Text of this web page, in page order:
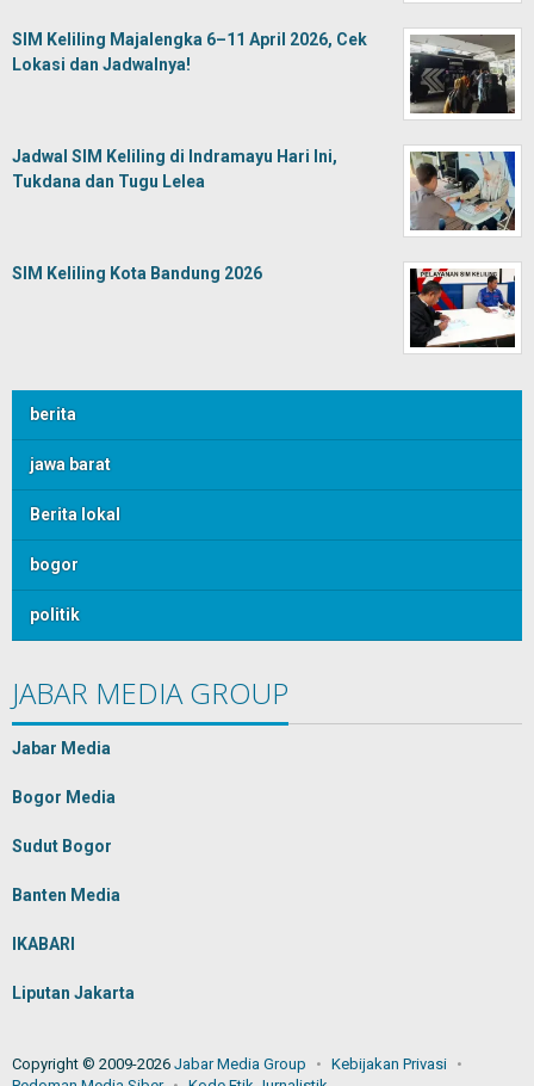
SIM Keliling Majalengka 6–11 April 2026, Cek
Lokasi dan Jadwalnya!
Jadwal SIM Keliling di Indramayu Hari Ini,
Tukdana dan Tugu Lelea
SIM Keliling Kota Bandung 2026
berita
jawa barat
Berita lokal
bogor
politik
JABAR MEDIA GROUP
Jabar Media
Bogor Media
Sudut Bogor
Banten Media
IKABARI
Liputan Jakarta
Copyright © 2009-2026 Jabar Media Group
Kebijakan Privasi